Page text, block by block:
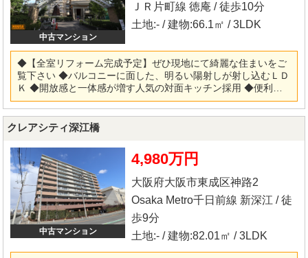
中古マンション
ＪＲ片町線 徳庵 / 徒歩10分
土地:- / 建物:66.1㎡ / 3LDK
◆【全室リフォーム完成予定】ぜひ現地にて綺麗な住まいをご
覧下さい ◆バルコニーに面した、明るい陽射しが射し込むＬＤ
Ｋ ◆開放感と一体感が増す人気の対面キッチン採用 ◆便利な全
居室収納スペース付 ◆BIGコニュニティで管理費、修繕積立金
がお安くなっています ◆総戸数270戸・管理体制も良好です
【リフォーム内容】 ◎システムキッチン・ユニットバス・洗面
ア張替 ◎建具新調・ハウスクリーニング他 ※当社ではネットで
他社様が広告している物件も同時に紹介・案内可能です。 併せ
て内覧を希望される際は、物件名を担当者までお申し付け下さ
い。
クレアシティ深江橋
中古マンション
4,980万円
大阪府大阪市東成区神路2
Osaka Metro千日前線 新深江 / 徒
歩9分
土地:- / 建物:82.01㎡ / 3LDK